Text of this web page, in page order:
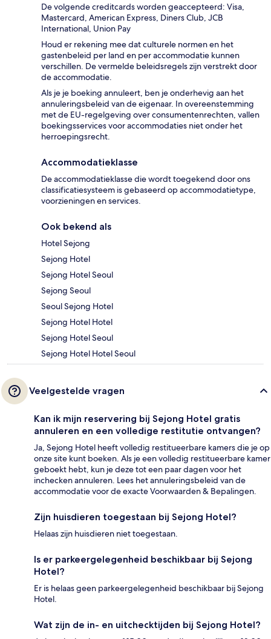
De volgende creditcards worden geaccepteerd: Visa,
Mastercard, American Express, Diners Club, JCB
International, Union Pay
Houd er rekening mee dat culturele normen en het
gastenbeleid per land en per accommodatie kunnen
verschillen. De vermelde beleidsregels zijn verstrekt door
de accommodatie.
Als je je boeking annuleert, ben je onderhevig aan het
annuleringsbeleid van de eigenaar. In overeenstemming
met de EU-regelgeving over consumentenrechten, vallen
boekingsservices voor accommodaties niet onder het
herroepingsrecht.
Accommodatieklasse
De accommodatieklasse die wordt toegekend door ons
classificatiesysteem is gebaseerd op accommodatietype,
voorzieningen en services.
Ook bekend als
Hotel Sejong
Sejong Hotel
Sejong Hotel Seoul
Sejong Seoul
Seoul Sejong Hotel
Sejong Hotel Hotel
Sejong Hotel Seoul
Sejong Hotel Hotel Seoul
Veelgestelde vragen
Kan ik mijn reservering bij Sejong Hotel gratis
annuleren en een volledige restitutie ontvangen?
Ja, Sejong Hotel heeft volledig restitueerbare kamers die je op
onze site kunt boeken. Als je een volledig restitueerbare kamer
geboekt hebt, kun je deze tot een paar dagen voor het
inchecken annuleren. Lees het annuleringsbeleid van de
accommodatie voor de exacte Voorwaarden & Bepalingen.
Zijn huisdieren toegestaan bij Sejong Hotel?
Helaas zijn huisdieren niet toegestaan.
Is er parkeergelegenheid beschikbaar bij Sejong
Hotel?
Er is helaas geen parkeergelegenheid beschikbaar bij Sejong
Hotel.
Wat zijn de in- en uitchecktijden bij Sejong Hotel?